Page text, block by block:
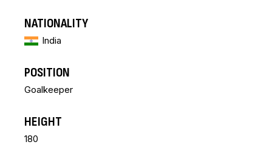
NATIONALITY
India
POSITION
Goalkeeper
HEIGHT
180